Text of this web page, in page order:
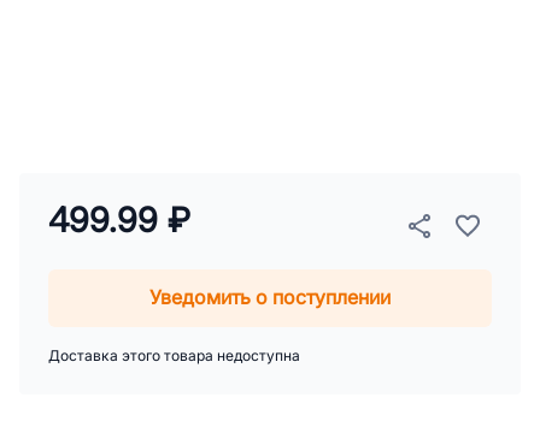
499.99 ₽
Уведомить о поступлении
Доставка этого товара недоступна